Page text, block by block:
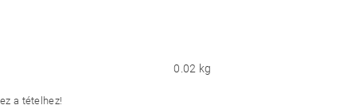
0.02 kg
a tételhez!